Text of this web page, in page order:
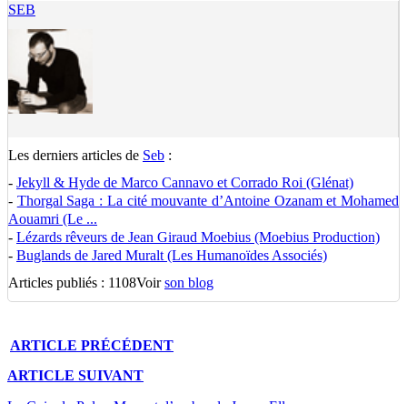
SEB
Les derniers articles de Seb :
- Jekyll & Hyde de Marco Cannavo et Corrado Roi (Glénat)
- Thorgal Saga : La cité mouvante d’Antoine Ozanam et Mohamed
Aouamri (Le ...
- Lézards rêveurs de Jean Giraud Moebius (Moebius Production)
- Buglands de Jared Muralt (Les Humanoïdes Associés)
Articles publiés : 1108Voirson blog
ARTICLE PRÉCÉDENT
ARTICLE SUIVANT